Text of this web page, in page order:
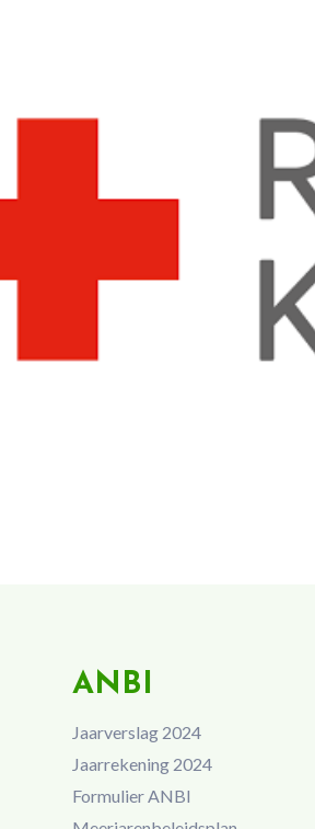
ANBI
Jaarverslag 2024
Jaarrekening 2024
Formulier ANBI